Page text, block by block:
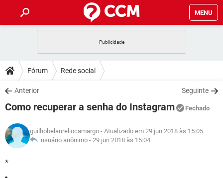
MENU
CELULAR
OUTLOOK
INSTAGRAM GMAIL
GUIA DE COMPRAS
DICAS
JOGOS
INSTAGRAM GMAIL
GUIA DE COMPRAS
DOWNLOADS
JOGOS WHATSAPP
CELULAR
OUTLOOK EXCEL
JOGOS WHATSAPP
CELULAR
GLOSSÁRIO
Fórum Rede social
Anterior Seguinte
Como recuperar a senha do Instagram Fechado
guilhobelaureliocamargo - Atualizado em 29 jun 2018 às 15:05
usuário anônimo - 29 jun 2018 às 15:04
*